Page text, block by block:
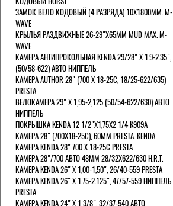
ЗАМОК ВЕЛО КОДОВЫЙ (4 РАЗРЯДА) 10Х1800ММ. M-
WAVE
КРЫЛЬЯ РАЗДВИЖНЫЕ 26-29"Х65ММ MUD MAX. M-
WAVE
КАМЕРА АНТИПРОКОЛЬНАЯ KENDA 29/28" Х 1.9-2.35",
(50/58-622) АВТО НИППЕЛЬ
КАМЕРА AUTHOR 28" (700 Х 18-25С, 18/25-622/635)
PRESTA
ВЕЛОКАМЕРА 29" X 1,95-2,125 (50/54-622/630) АВТО
НИППЕЛЬ
ПОКРЫШКА KENDA 12 1/2"Х1,75X2 1/4 K909A
КАМЕРА 28" (700Х18-25С), 60ММ PRESTA. KENDA
КАМЕРА KENDA 28" 700 Х 18-25С PRESTA
КАМЕРА 28"/700 АВТО 48ММ 28/32Х622/630 H.R.T.
КАМЕРА KENDA 26" Х 1,00-1,50", 26/40-559 PRESTA
КАМЕРА KENDA 26" Х 1.75-2.125", 47/57-559 НИППЕЛЬ
PRESTA
КАМЕРА KENDA 24" Х 1 3/8", 32/37-540 АВТО